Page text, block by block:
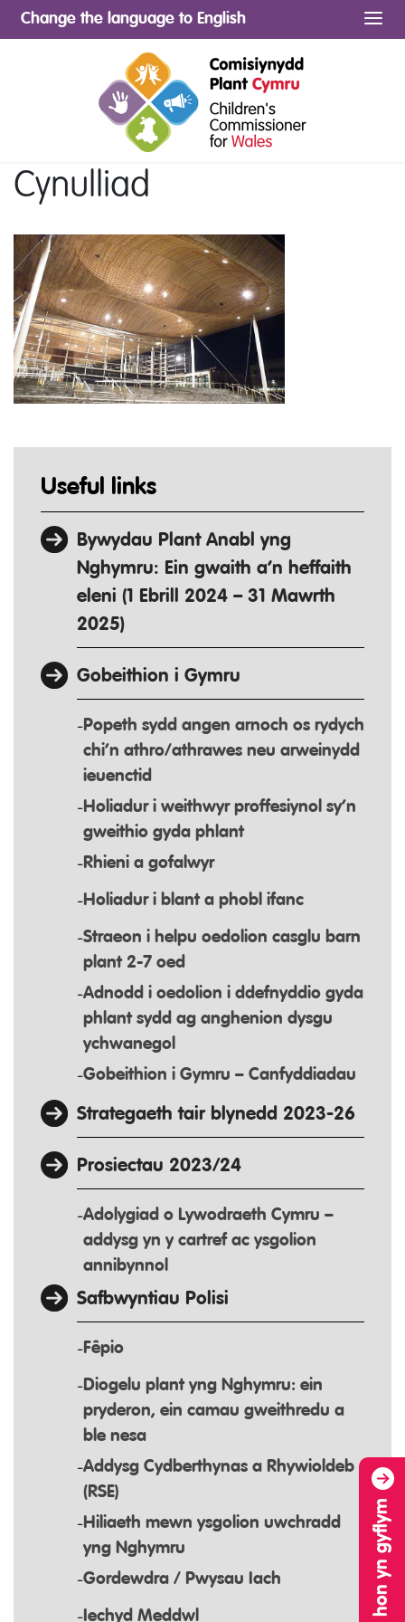
Change the language to English
Cynulliad
Useful links
Bywydau Plant Anabl yng
Nghymru: Ein gwaith a’n heffaith
eleni (1 Ebrill 2024 – 31 Mawrth
2025)
Gobeithion i Gymru
Popeth sydd angen arnoch os rydych
chi’n athro/athrawes neu arweinydd
ieuenctid
Holiadur i weithwyr proffesiynol sy’n
gweithio gyda phlant
Rhieni a gofalwyr
Holiadur i blant a phobl ifanc
Straeon i helpu oedolion casglu barn
plant 2-7 oed
Adnodd i oedolion i ddefnyddio gyda
phlant sydd ag anghenion dysgu
ychwanegol
Gobeithion i Gymru – Canfyddiadau
Strategaeth tair blynedd 2023-26
Prosiectau 2023/24
Adolygiad o Lywodraeth Cymru –
addysg yn y cartref ac ysgolion
annibynnol
Safbwyntiau Polisi
Fêpio
Diogelu plant yng Nghymru: ein
pryderon, ein camau gweithredu a
ble nesa
Addysg Cydberthynas a Rhywioldeb
(RSE)
Hiliaeth mewn ysgolion uwchradd
yng Nghymru
Gordewdra / Pwysau Iach
Iechyd Meddwl